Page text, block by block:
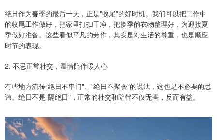
绝日作为春季的最后一天，正是"收尾"的好时机。我们可以把工作中
的收尾工作做好，把家里打扫干净，把换季的衣物整理好，为迎接夏
季做好准备。这些看似平凡的劳作，其实是对生活的尊重，也是顺应
时节的表现。
2. 不忌正常社交，温情陪伴暖人心
有些地方流传"绝日不串门"、"绝日不聚会"的说法，这也是不必要的忌
讳。绝日不是"隔绝日"，正常的社交和陪伴不仅无害，反而有益。